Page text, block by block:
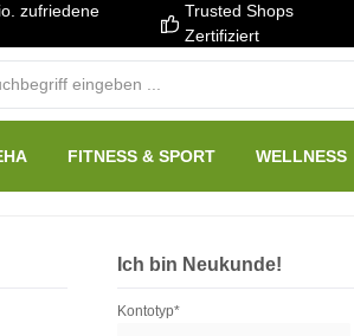
zufriedene
Trusted Shops
Zertifiziert
FITNESS & SPORT WELLNESS
Ich bin Neukunde!
Kontotyp*